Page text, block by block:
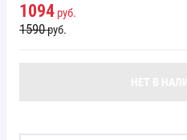
1094 руб.
1590руб.